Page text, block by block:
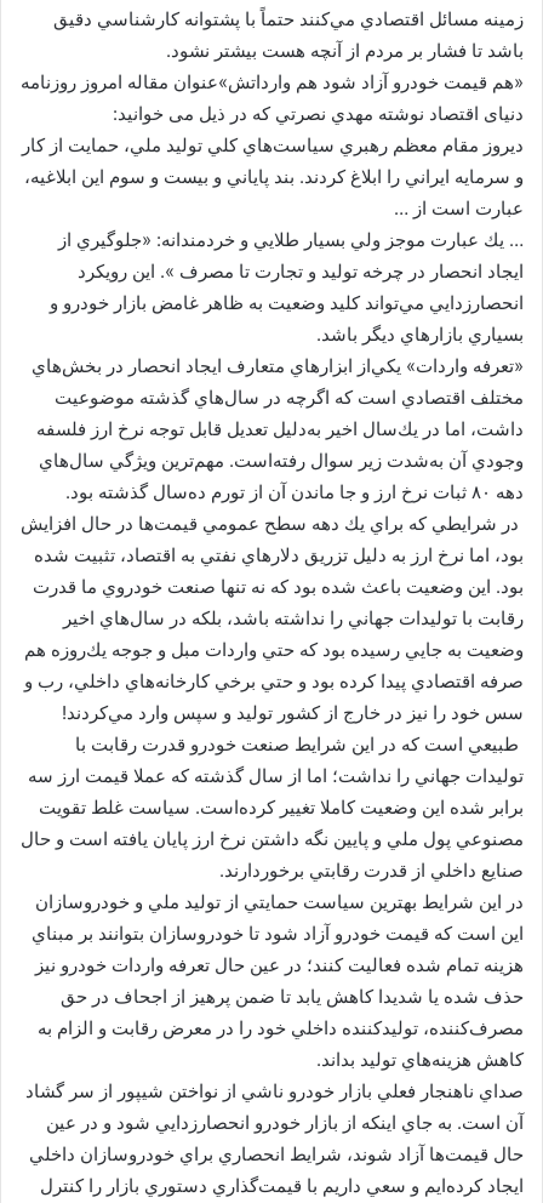
زمينه مسائل اقتصادي مي‌كنند حتماً با پشتوانه كارشناسي دقيق
باشد تا فشار بر مردم از آنچه هست بيشتر نشود.
«هم قيمت خودرو آزاد شود هم وارداتش»عنوان مقاله امروز روزنامه
دنیای اقتصاد نوشته مهدي نصرتي که در ذیل می خوانید:
ديروز مقام معظم رهبري سياست‌هاي كلي توليد ملي، حمايت از كار
و سرمايه ايراني را ابلاغ كردند. بند پاياني و بيست و سوم اين ابلاغيه،
عبارت است از …
… يك عبارت موجز ولي بسيار طلايي و خردمندانه: «جلوگيري از
ايجاد انحصار در چرخه توليد و تجارت تا مصرف ». اين رويكرد
انحصارزدايي مي‌‌تواند كليد وضعيت به ظاهر غامض بازار خودرو و
بسياري بازارهاي ديگر باشد.
«تعرفه واردات» يكي‌از ابزارهاي متعارف ايجاد انحصار در بخش‌هاي
مختلف اقتصادي است كه اگرچه در سال‌هاي گذشته موضوعيت
داشت، اما در يك‌سال اخير به‌دليل تعديل قابل توجه نرخ ارز فلسفه
وجودي آن به‌شدت زير سوال رفته‌است. مهم‌ترين ويژگي سال‌هاي
دهه ۸۰ ثبات نرخ ارز و جا ماندن آن از تورم ده‌سال گذشته بود.
در شرايطي كه براي يك دهه سطح عمومي قيمت‌ها در حال افزايش
بود، اما نرخ ارز به دليل تزريق دلارهاي نفتي به اقتصاد، تثبيت شده
بود. اين وضعيت باعث شده بود كه نه تنها صنعت خودروي ما قدرت
رقابت با توليدات جهاني را نداشته باشد، بلكه در سال‌هاي اخير
وضعيت به جايي رسيده‌ بود كه حتي واردات مبل و جوجه يك‌روزه هم
صرفه اقتصادي پيدا كرده بود و حتي برخي كارخانه‌هاي داخلي، رب و
سس خود را نيز در خارج از كشور توليد و سپس وارد مي‌كردند!
طبيعي است كه در اين شرايط صنعت خودرو قدرت رقابت با
توليدات جهاني را نداشت؛ اما از سال گذشته كه عملا قيمت ارز سه
برابر شده اين وضعيت كاملا تغيير كرده‌است. سياست غلط تقويت
مصنوعي پول ملي و پايين نگه داشتن نرخ ارز پايان يافته‌ است و حال
صنايع داخلي از قدرت رقابتي برخوردارند.
در اين شرايط بهترين سياست حمايتي از توليد ملي و خودروسازان
اين است كه قيمت خودرو آزاد شود تا خودروسازان بتوانند بر مبناي
هزينه تمام شده فعاليت كنند؛ در عين حال تعرفه واردات خودرو نيز
حذف شده يا شديدا كاهش يابد تا ضمن پرهيز از اجحاف در حق
مصرف‌كننده، توليدكننده داخلي خود را در معرض رقابت و الزام به
كاهش هزينه‌هاي توليد بداند.
صداي ناهنجار فعلي بازار خودرو ناشي از نواختن شيپور از سر گشاد
آن است. به جاي اينكه از بازار خودرو انحصارزدايي شود و در عين
حال قيمت‌ها آزاد شوند، شرايط انحصاري براي خودروسازان داخلي
ايجاد كرده‌ايم و سعي داريم با قيمت‌گذاري دستوري بازار را كنترل